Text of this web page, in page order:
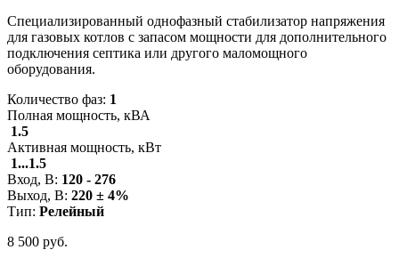
Специализированный однофазный стабилизатор напряжения
для газовых котлов с запасом мощности для дополнительного
подключения септика или другого маломощного
оборудования.
Количество фаз: 1
Полная мощность, кВА
1.5
Активная мощность, кВт
1...1.5
Вход, В: 120 - 276
Выход, В: 220 ± 4%
Тип: Релейный
8 500 руб.